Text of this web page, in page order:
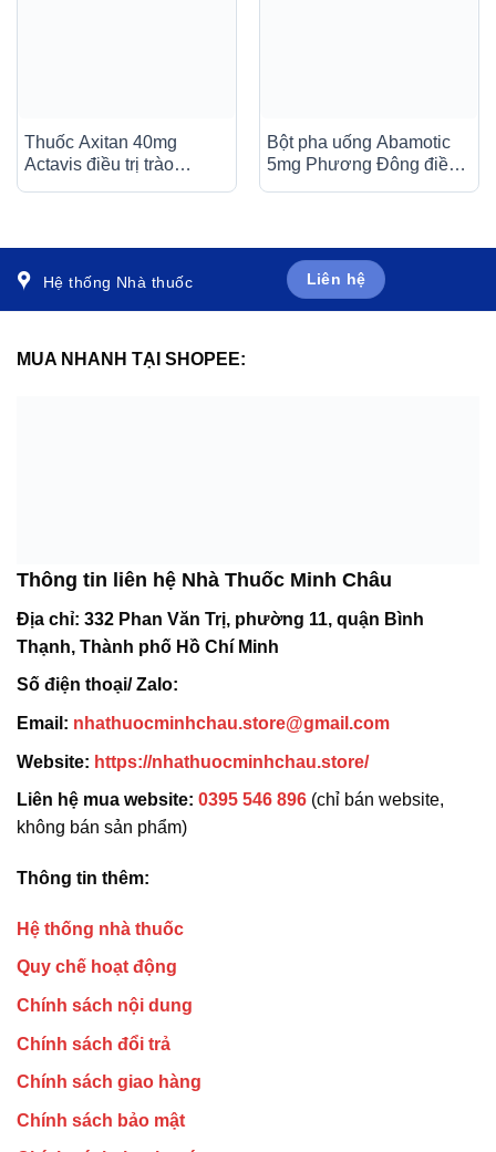
Thuốc Axitan 40mg
Actavis điều trị trào
Bột pha uống Abamotic
5mg Phương Đông điều
Hệ thống Nhà thuốc Liên hệ
MUA NHANH TẠI SHOPEE:
Thông tin liên hệ Nhà Thuốc Minh Châu
Địa chỉ: 332 Phan Văn Trị, phường 11, quận Bình
Thạnh, Thành phố Hồ Chí Minh
Số điện thoại/ Zalo:
Email: nhathuocminhchau.store@gmail.com
Website: https://nhathuocminhchau.store/
Liên hệ mua website: 0395 546 896 (chỉ bán website,
không bán sản phẩm)
Thông tin thêm:
Hệ thống nhà thuốc
Quy chế hoạt động
Chính sách nội dung
Chính sách đổi trả
Chính sách giao hàng
Chính sách bảo mật